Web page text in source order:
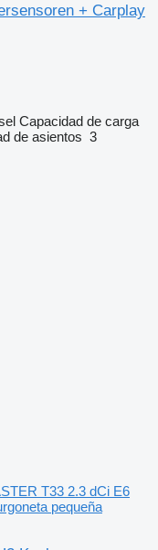
+ Carplay
Capacidad de carga
de asientos 3
T33 2.3 dCi E6
pequeña